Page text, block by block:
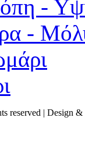
-
-
reserved | Design &